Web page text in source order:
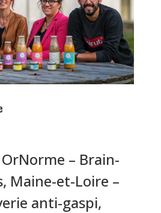
– Brain-
Maine-et-Loire –
anti-gaspi,